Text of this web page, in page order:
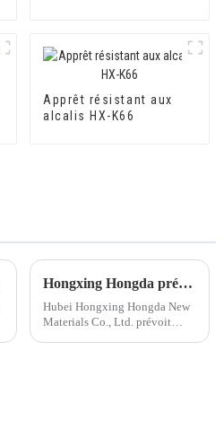
Apprêt résistant aux
alcalis HX-K66
Hongxing Hongda prévoit d'investir 1,6 milliard de yuans pour construire une nouvelle usine de production d'émulsion d'une capacité de production de 510 000 tonnes par an.
Hubei Hongxing Hongda New
Materials Co., Ltd. prévoit